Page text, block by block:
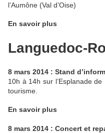
l’Aumône (Val d’Oise)
En savoir plus
Languedoc-
8 mars 2014 : Stand
10h à 14h sur l’Esplanade
tourisme.
En savoir plus
8 mars 2014 : Concert et